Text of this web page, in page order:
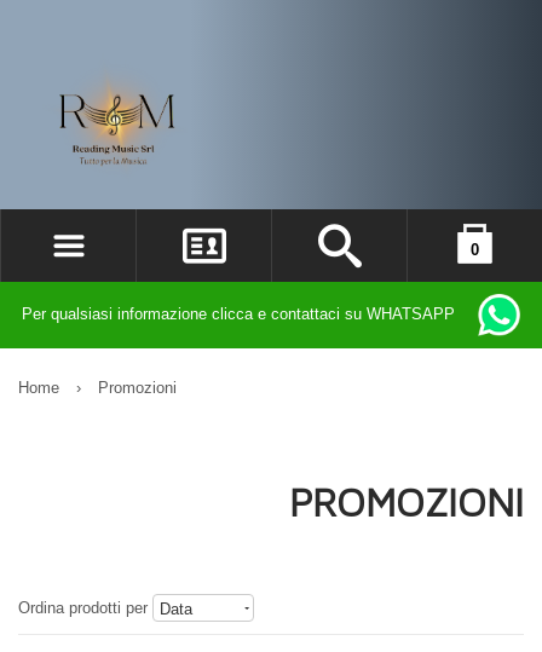
ACCEDI
REGISTRATI
0
Per qualsiasi informazione clicca e contattaci su WHATSAPP
Home › Promozioni
PROMOZIONI
Ordina prodotti per Data